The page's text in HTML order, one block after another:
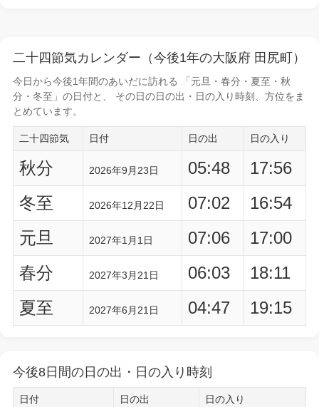
二十四節気カレンダー（今後1年の大阪府 田尻町）
今日から今後1年間のあいだに訪れる 「元旦・春分・夏至・秋
分・冬至」の日付と、 その日の日の出・日の入り時刻
、方位をま
とめています。
二十四節気 日付 日の出 日の入り
秋分 2026年9月23日 05:48
17:56
冬至
2026年12月22日 07:02
16:54
元旦
2027年1月1日 07:06
17:00
春分
2027年3月21日 06:03
18:11
夏至
2027年6月21日 04:47 19:15
今後8日間の日の出・日の入り時刻
日付 日の出 日の入り